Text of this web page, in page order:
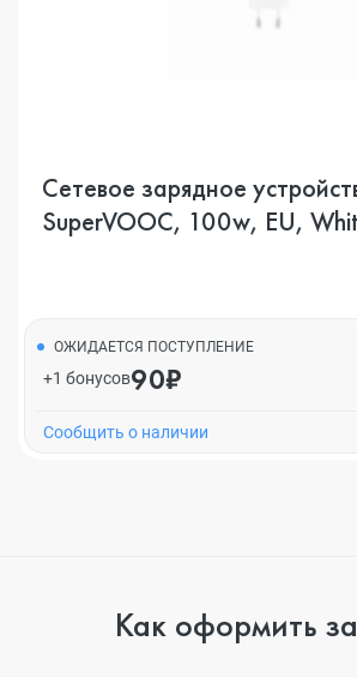
Сетевое зарядное
SuperVOOC, 100w, EU,
ОЖИДАЕТСЯ ПОСТУПЛЕНИЕ
90₽
+1 бонусов
Cообщить о наличии
Как оформить